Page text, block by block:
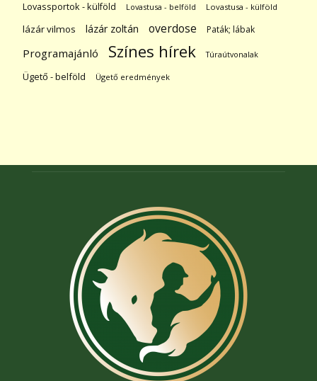
Lovassportok - külföld Lovastusa - belföld Lovastusa - külföld
lázár vilmos lázár zoltán overdose Paták; lábak
Programajánló Színes hírek Túraútvonalak
Ügető - belföld Ügető eredmények